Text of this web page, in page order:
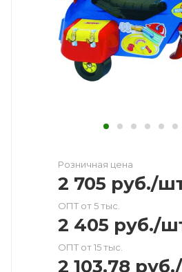
Розничная цена
2 705 руб./
ОПТ от 5 тыс.
2 405 руб./
ОПТ от 15 тыс.
2 103.78 руб.